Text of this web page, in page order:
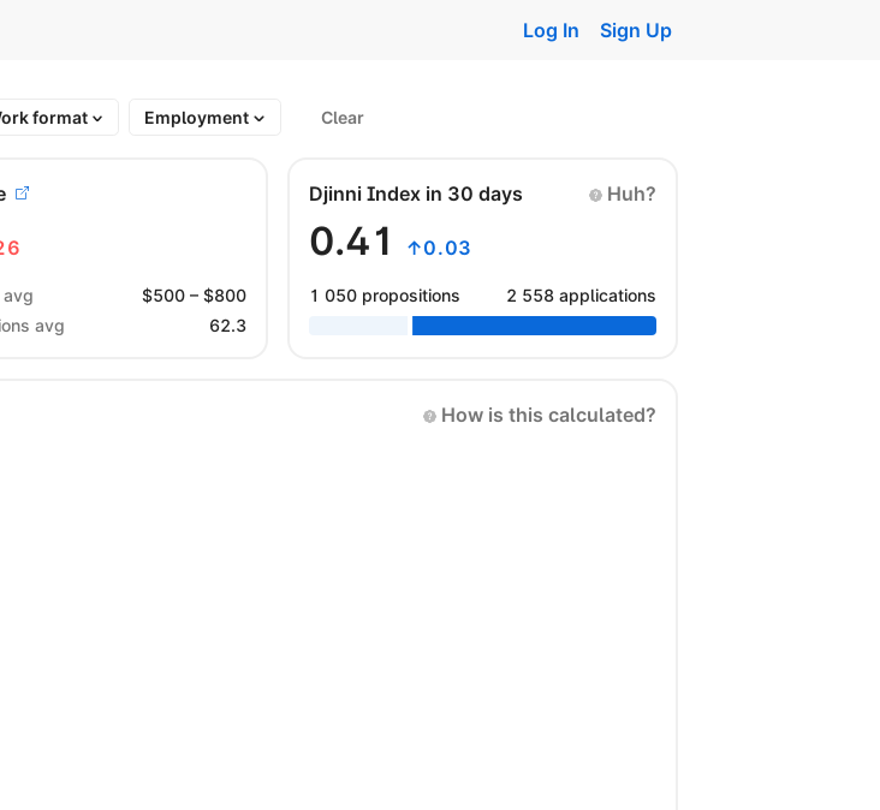
Log In Sign Up
format Employment Clear
avg $500– $800
avg
62.3
Djinni Index in 30 days Huh?
0.41 ↑0.03
1 050 propositions 2 558 applications
How is this calculated?